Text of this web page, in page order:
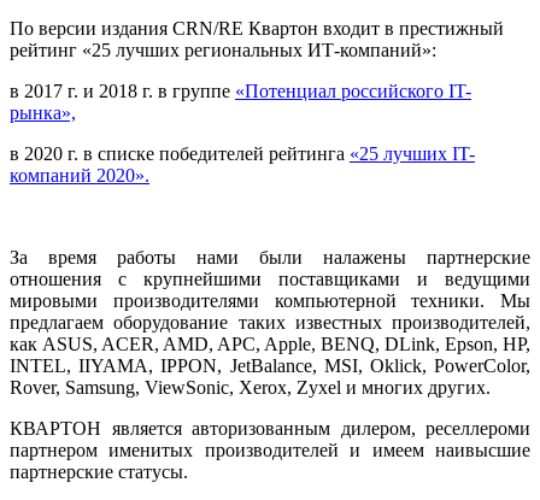
По версии издания CRN/RE Квартон входит в престижный
рейтинг «25 лучших региональных ИТ-компаний»:
в 2017 г. и 2018 г. в группе «Потенциал российского IT-
рынка»,
в 2020 г. в списке победителей рейтинга «25 лучших IT-
компаний 2020».
За время работы нами были налажены партнерские
отношения с крупнейшими поставщиками и ведущими
мировыми производителями компьютерной техники. Мы
предлагаем оборудование таких известных производителей,
как ASUS, ACER, AMD, APC, Apple, BENQ, DLink, Epson, HP,
INTEL, IIYAMA, IPPON, JetBalance, MSI, Oklick, PowerColor,
Rover, Samsung, ViewSonic, Xerox, Zyxel и многих других.
КВАРТОН является авторизованным дилером, реселлероми
партнером именитых производителей и имеем наивысшие
партнерские статусы.